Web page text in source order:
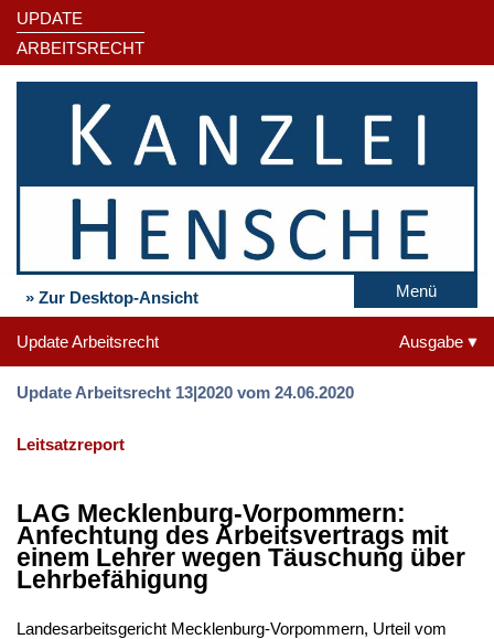
UPDATE
ARBEITSRECHT
» Zur Desktop-Ansicht Menü
Update Arbeitsrecht Ausgabe
Update Arbeitsrecht 13|2020 vom 24.06.2020
Leitsatzreport
LAG Mecklenburg-Vorpommern:
Anfechtung des Arbeitsvertrags mit
einem Lehrer wegen Täuschung über
Lehrbefähigung
Landesarbeitsgericht Mecklenburg-Vorpommern, Urteil vom